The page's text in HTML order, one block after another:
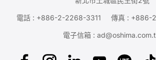
電話 : +886-2-2268-3311 傳真 : +886-
電子信箱 :